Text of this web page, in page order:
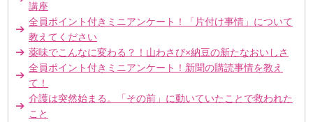
講座
全員ポイント付きミニアンケート！「片付け事情」について
教えてください
薬味でこんなに変わる？！山わさび×納豆の新たなおいしさ
全員ポイント付きミニアンケート！新聞の購読事情を教え
て！
介護は突然始まる。「その前」に動いていたことで救われた
こと